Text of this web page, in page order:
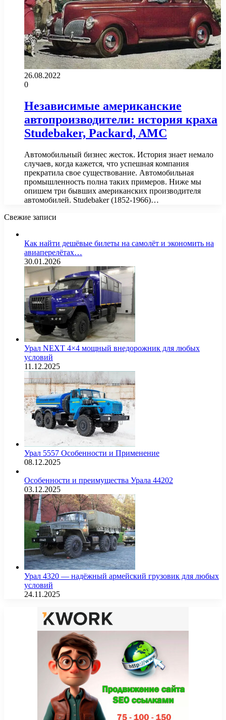
26.08.2022
0
Независимые американские
автопроизводители: история краха
Studebaker, Packard, AMC
Автомобильный бизнес жесток. История знает немало
случаев, когда кажется, что успешная компания
прекратила свое существование. Автомобильная
промышленность полна таких примеров. Ниже мы
опишем три бывших американских производителя
автомобилей. Studebaker (1852-1966)…
Свежие записи
Как найти дешёвые билеты на самолёт и экономить на
авиаперелётах…
30.01.2026
Урал NEXT 4×4 мощный внедорожник для любых
условий
11.12.2025
Урал 5557 Особенности и Применение
08.12.2025
Особенности и преимущества Урала 44202
03.12.2025
Урал 4320 — надёжный армейский грузовик для любых
условий
24.11.2025